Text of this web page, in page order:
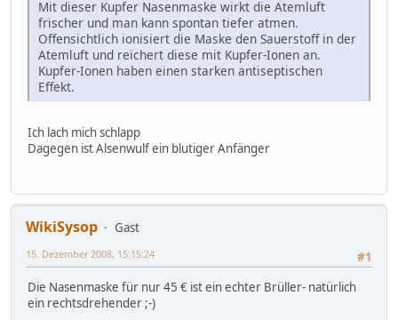
Mit dieser Kupfer Nasenmaske wirkt die Atemluft
frischer und man kann spontan tiefer atmen.
Offensichtlich ionisiert die Maske den Sauerstoff in der
Atemluft und reichert diese mit Kupfer-Ionen an.
Kupfer-Ionen haben einen starken antiseptischen
Effekt.
Ich lach mich schlapp
Dagegen ist Alsenwulf ein blutiger Anfänger
WikiSysop
Gast
#1
15. Dezember 2008, 15:15:24
Die Nasenmaske für nur 45 € ist ein echter Brüller- natürlich
ein rechtsdrehender ;-)